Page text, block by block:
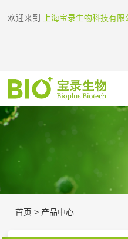
欢迎来到 上海宝录生物科技有限
首页 > 产品中心